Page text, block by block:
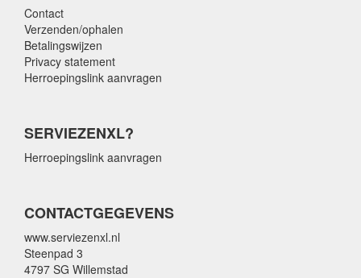
Contact
Verzenden/ophalen
Betalingswijzen
Privacy statement
Herroepingslink aanvragen
SERVIEZENXL?
Herroepingslink aanvragen
CONTACTGEGEVENS
www.serviezenxl.nl
Steenpad 3
4797 SG Willemstad